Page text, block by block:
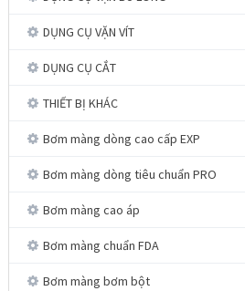
DỤNG CỤ VẶN VÍT
DỤNG CỤ CẮT
THIẾT BỊ KHÁC
Bơm màng dòng cao cấp EXP
Bơm màng dòng tiêu chuẩn PRO
Bơm màng cao áp
Bơm màng chuẩn FDA
Bơm màng bơm bột